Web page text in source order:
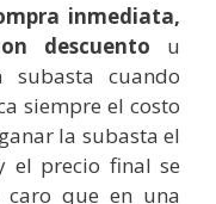
inmediata,
descuento u
subasta cuando
siempre el costo
la subasta el
el precio final se
caro que en una